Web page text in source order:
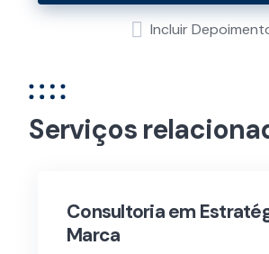
Incluir
Serviços
Consultoria em
Marca